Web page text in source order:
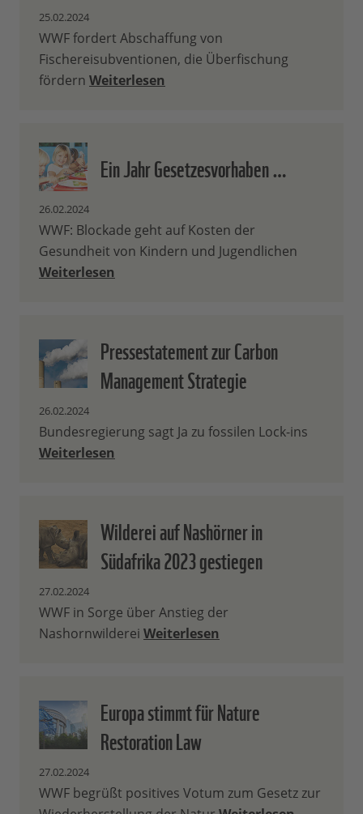
25.02.2024
WWF fordert Abschaffung von
Fischereisubventionen, die Überfischung
fördern Weiterlesen
Ein Jahr Gesetzesvorhaben …
26.02.2024
WWF: Blockade geht auf Kosten der
Gesundheit von Kindern und Jugendlichen
Weiterlesen
Pressestatement zur Carbon
Management Strategie
26.02.2024
Bundesregierung sagt Ja zu fossilen Lock-ins
Weiterlesen
Wilderei auf Nashörner in
Südafrika 2023 gestiegen
27.02.2024
WWF in Sorge über Anstieg der
Nashornwilderei Weiterlesen
Europa stimmt für Nature
Restoration Law
27.02.2024
WWF begrüßt positives Votum zum Gesetz zur